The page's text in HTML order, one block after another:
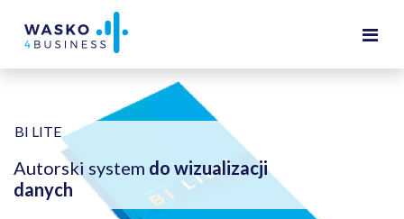
BI LITE
Autorski system do wizualizacji
danych